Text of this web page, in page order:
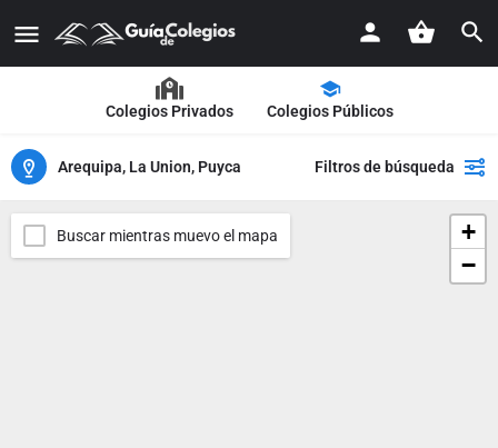
Colegios Privados Colegios Públicos
Arequipa, La Union, Puyca Filtros de búsqueda
+
−
Buscar mientras muevo el mapa